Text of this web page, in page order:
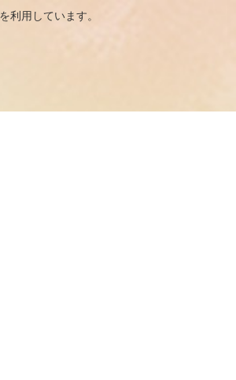
います。